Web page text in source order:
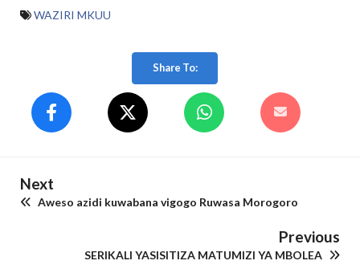
WAZIRI MKUU
Share To:
Next
Aweso azidi kuwabana vigogo Ruwasa Morogoro
Previous
SERIKALI YASISITIZA MATUMIZI YA MBOLEA